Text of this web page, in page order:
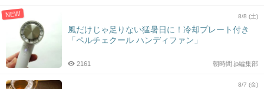
NEW 8/8 (土)
風だけじゃ足りない猛暑日に！冷却プレート付き
「ペルチェクール ハンディファン」
朝時間.jp編集部
2161
8/7 (金)